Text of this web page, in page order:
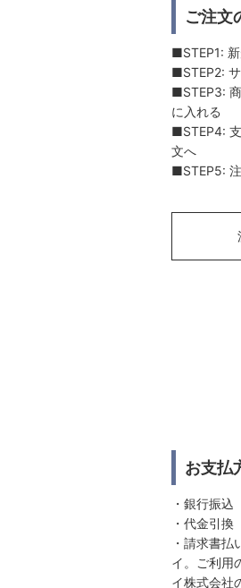
ご注文
■STEP1:
■STEP2:
■STEP3:
に入れる
■STEP4:
文へ
■STEP5:
お支払
・銀行振込
・代金引換
・請求書
イ。ご利用
イ株式会社